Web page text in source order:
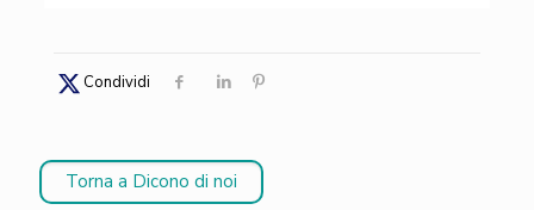
Condividi
Torna a Dicono di noi